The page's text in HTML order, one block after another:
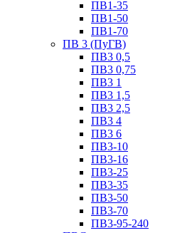
ПВ1-35
ПВ1-50
ПВ1-70
ПВ 3 (ПуГВ)
ПВ3 0,5
ПВ3 0,75
ПВ3 1
ПВ3 1,5
ПВ3 2,5
ПВ3 4
ПВ3 6
ПВ3-10
ПВ3-16
ПВ3-25
ПВ3-35
ПВ3-50
ПВ3-70
ПВ3-95-240